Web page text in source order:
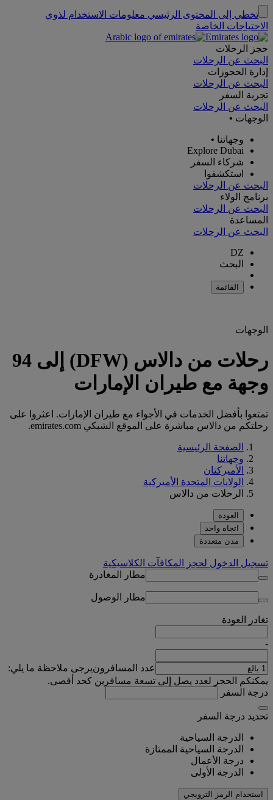
تخطي إلى المحتوى الرئيسي معلومات الاستخدام لذوي
الاحتياجات الخاصة
حجز الرحلات
البحث عن الرحلات
إدارة الحجوزات
البحث عن الرحلات
تجربة السفر
البحث عن الرحلات
الوجهات •
وجهاتنا •
Explore Dubai
شركاء السفر
استكشفوا
البحث عن الرحلات
برنامج الولاء
البحث عن الرحلات
المساعدة
البحث عن الرحلات
DZ
البحث
القائمة
الوجهات
رحلات من دالاس (DFW) إلى 94
وجهة مع طيران الإمارات
تمتعوا بأفضل الخدمات في الأجواء مع طيران الإمارات. اعثروا على
رحلتكم من دالاس مباشرة على الموقع الشبكي emirates.com.
الصفحة الرئيسية
وجهاتنا
الأميركتان
الولايات المتحدة الأميركية
الرحلات من دالاس
العودة
اتجاه واحد
مدن متعددة
تسجيل الدخول لحجز المكافآت الكلاسيكية
مطار المغادرة
مطار الوصول
تغادر العودة
-
عدد المسافرونيرجى ملاحظة ما يلي:
يمكنكم الحجز لعدد يصل إلى تسعة مسافرين كحد أقصى.
درجة السفر
تحديد درجة السفر
الدرجة السياحية
الدرجة السياحية الممتازة
درجة الأعمال
الدرجة الأولى
استخدام الرمز الترويجي